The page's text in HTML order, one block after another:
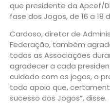
que presidente da Apcef/
fase dos Jogos, de 16 a 18
Cardoso, diretor de
Federação, também
todas as Associações
agradecer a cada
cuidado com os jogos, o
todo apoio que,
sucesso dos Jogos”, disse.